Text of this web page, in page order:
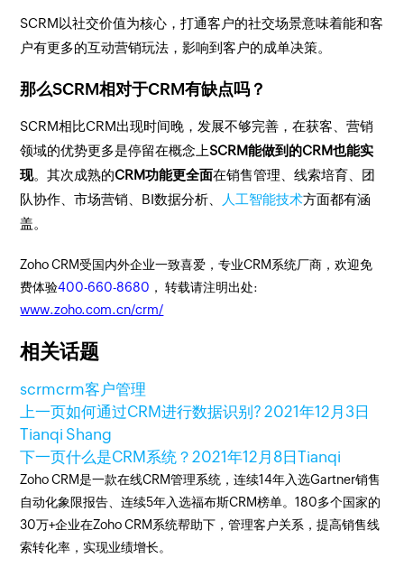
SCRM以社交价值为核心，打通客户的社交场景意味着能和客
户有更多的互动营销玩法，影响到客户的成单决策。
那么SCRM相对于CRM有缺点吗？
SCRM相比CRM出现时间晚，发展不够完善，在获客、营销
领域的优势更多是停留在概念上SCRM能做到的CRM也能实
现。其次成熟的CRM功能更全面在销售管理、线索培育、团
队协作、市场营销、BI数据分析、
人工智能技术方面都有涵
盖。
Zoho CRM受国内外企业一致喜爱，专业CRM系统厂商，欢迎免
费体验400-660-8680 ， 转载请注明出处:
www.zoho.com.cn/crm/
相关话题
scrmcrm客户管理
上一页如何通过CRM进行数据识别?2021年12月3日
Tianqi Shang
下一页什么是CRM系统？2021年12月8日Tianqi
Zoho CRM是一款在线CRM管理系统，连续14年入选Gartner销售
自动化象限报告、连续5年入选福布斯CRM榜单。180多个国家的
30万+企业在Zoho CRM系统帮助下，管理客户关系，提高销售线
索转化率，实现业绩增长。